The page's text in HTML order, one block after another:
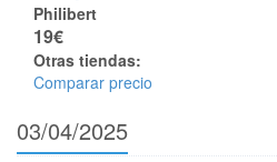
Philibert
19€
Otras tiendas:
Comparar precio
03/04/2025